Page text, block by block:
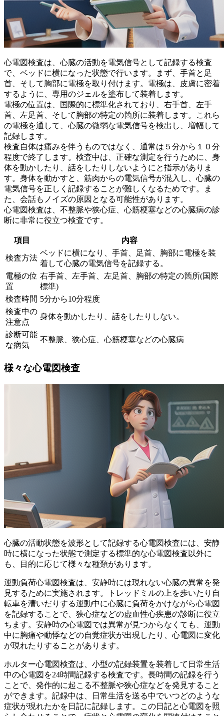
心電図検査は、心臓の活動を電気信号として記録する検査
で、ベッドに横になった状態で行います。まず、手首と足
首、そして胸部に電極を取り付けます。電極は、皮膚に密着
するように、専用のジェルを塗布して装着します。
電極の位置は、国際的に標準化されており、右手首、左手
首、左足首、そして胸部の特定の箇所に装着します。
これら
の電極を通して、心臓の微弱な電気信号を検出し、増幅して
記録します。
検査自体は痛みを伴うものではなく、通常は５分から１０分
程度で終了します。検査中は、 正確な測定を行うために、身
体を動かしたり、話をしたりしないように と指示がありま
す。身体を動かすと、筋肉からの電気信号が混入し、心臓の
電気信号を正しく記録することが難しくなるためです。ま
た、会話もノイズの原因となる可能性があります。
心電図検査は、不整脈や狭心症、心筋梗塞などの心臓病の診
断に非常に役立つ検査です。
項目 内容
検査方法
ベッドに横になり、手首、足首、胸部に電極を装
着して心臓の電気信号を記録する。
電極の位
置
右手首、左手首、左足首、胸部の特定の箇所(国際
標準)
検査時間 5分から10分程度
検査中の
注意点
身体を動かしたり、話をしたりしない。
診断可能
な病気
不整脈、狭心症、心筋梗塞などの心臓病
様々な心電図検査
心臓の活動状態を波形として記録する心電図検査には、安静
時に横になった状態で測定する標準的な心電図検査以外に
も、目的に応じて様々な種類があります。
運動負荷心電図検査は、安静時には現れない心臓の異常を発
見するために実施されます。トレッドミルの上を歩いたり自
転車を漕いだりする運動中に心臓に負荷をかけながら心電図
を記録することで、狭心症などの虚血性心疾患の診断に役立
ちます。安静時の心電図では異常が見つからなくても、運動
中に胸痛や動悸などの自覚症状が出現したり、心電図に変化
が現れたりすることがあります。
ホルター心電図検査は、小型の記録装置を装着して日常生活
中の心電図を24時間記録する検査です。長時間の記録を行う
ことで、 発作的に起こる不整脈や狭心症などを発見すること
ができます。 記録中は、日常生活を送る中でいつどのような
症状が現れたかを日記に記録します。この日記と心電図を照